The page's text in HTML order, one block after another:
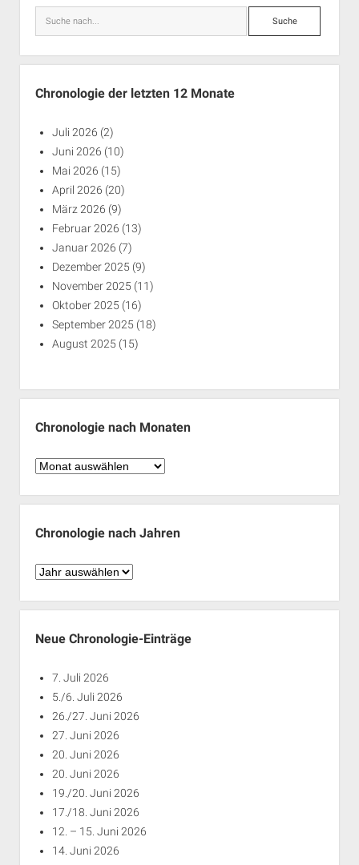
Suche
Chronologie der letzten 12 Monate
Juli 2026 (2)
Juni 2026 (10)
Mai 2026 (15)
April 2026 (20)
März 2026 (9)
Februar 2026 (13)
Januar 2026 (7)
Dezember 2025 (9)
November 2025 (11)
Oktober 2025 (16)
September 2025 (18)
August 2025 (15)
Chronologie nach Monaten
Chronologie
Monaten
Chronologie nach Jahren
Chronologie
Jahren
Neue Chronologie-Einträge
7. Juli 2026
5./6. Juli 2026
26./27. Juni 2026
27. Juni 2026
20. Juni 2026
20. Juni 2026
19./20. Juni 2026
17./18. Juni 2026
12. – 15. Juni 2026
14. Juni 2026